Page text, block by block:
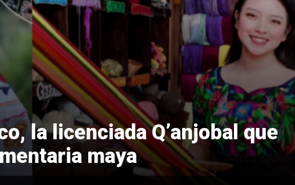
la licenciada Q’anjobal que
maya